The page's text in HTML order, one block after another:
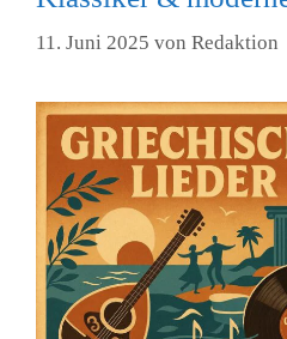
11. Juni 2025 von Redaktion